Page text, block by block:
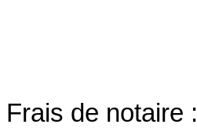
Frais de notaire :